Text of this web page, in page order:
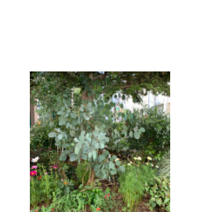
残念な植物 ユーカ
リ シルバーダラーガ
ム
2019.09.28
オーストラリア植物
スタッフ日記
ユーカリ
植物の豆知識